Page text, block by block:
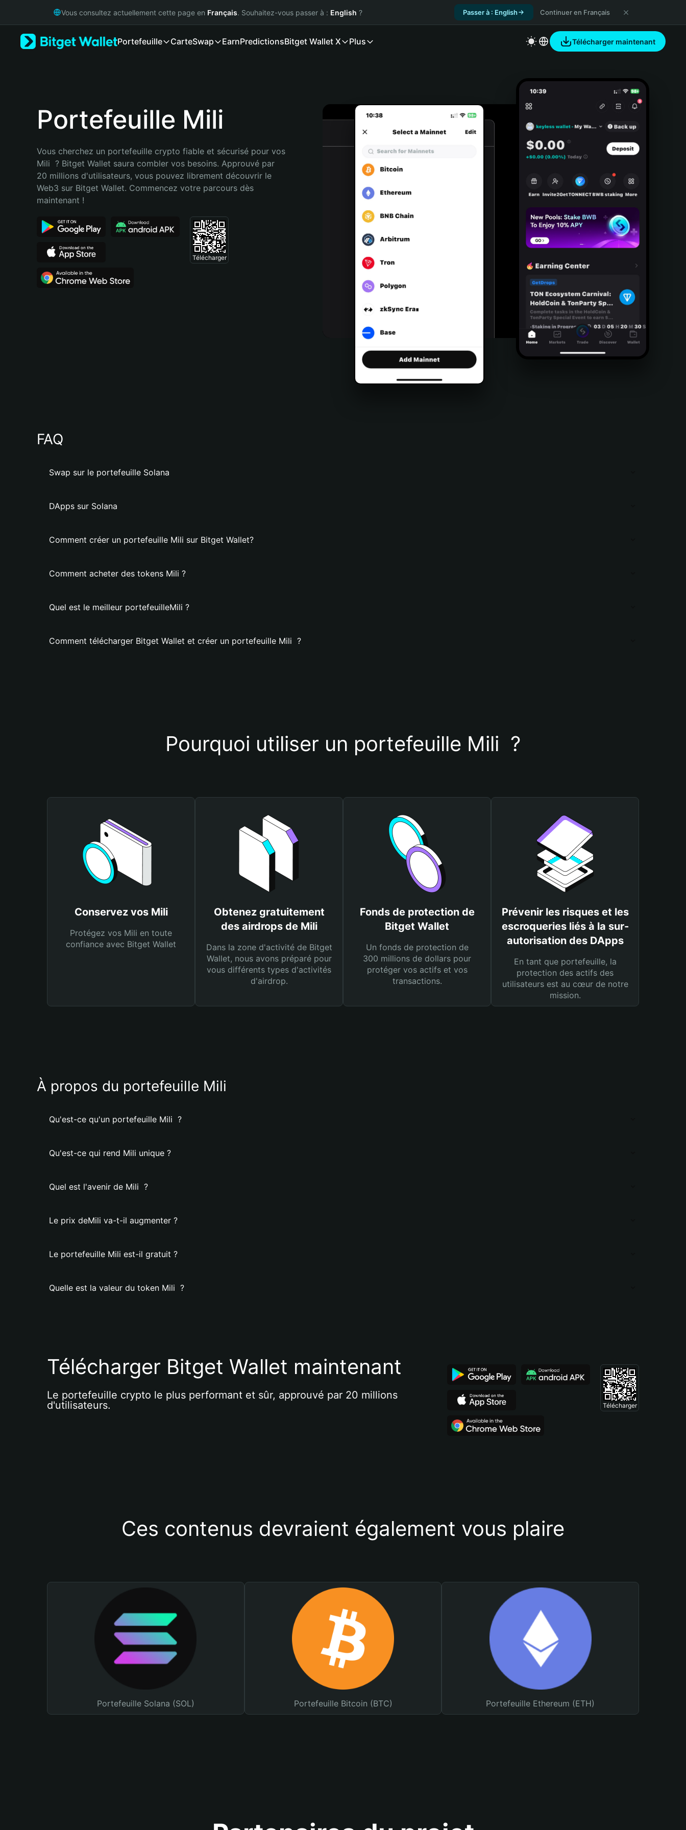
Русский
Bahasa Indonesia
Español (Argentina)
Vous consultez actuellement cette page en Français. Souhaitez-vous passer à : English ? Passer à : English Continuer en Français
Portefeuille CarteSwap EarnPredictionsBitget Wallet X Plus Télécharger maintenant
Portefeuille Mili
Vous cherchez un portefeuille crypto fiable et sécurisé pour vos
Mili  ? Bitget Wallet saura combler vos besoins. Approuvé par
20 millions d'utilisateurs, vous pouvez librement découvrir le
Web3 sur Bitget Wallet. Commencez votre parcours dès
maintenant !
Télécharger
FAQ
Swap sur le portefeuille Solana
DApps sur Solana
Comment créer un portefeuille Mili sur Bitget Wallet?
Comment acheter des tokens Mili ?
Quel est le meilleur portefeuilleMili ?
Comment télécharger Bitget Wallet et créer un portefeuille Mili ?
Pourquoi utiliser un portefeuille Mili  ?
Conservez vos Mili
Protégez vos Mili en toute
confiance avec Bitget Wallet
Obtenez gratuitement
des airdrops de Mili
Dans la zone d'activité de Bitget
Wallet, nous avons préparé pour
vous différents types d'activités
d'airdrop.
Fonds de protection de
Bitget Wallet
Un fonds de protection de
300 millions de dollars pour
protéger vos actifs et vos
transactions.
Prévenir les risques et les
escroqueries liés à la sur-
autorisation des DApps
En tant que portefeuille, la
protection des actifs des
utilisateurs est au cœur de notre
mission.
À propos du portefeuille Mili
Qu'est-ce qu'un portefeuille Mili ?
Qu'est-ce qui rend Mili unique ?
Quel est l'avenir de Mili ?
Le prix deMili va-t-il augmenter ?
Le portefeuille Mili est-il gratuit ?
Quelle est la valeur du token Mili ?
Télécharger Bitget Wallet maintenant
Le portefeuille crypto le plus performant et sûr, approuvé par 20 millions
d'utilisateurs.
Télécharger
Ces contenus devraient également vous plaire
Portefeuille Solana (SOL) Portefeuille Bitcoin (BTC) Portefeuille Ethereum (ETH)